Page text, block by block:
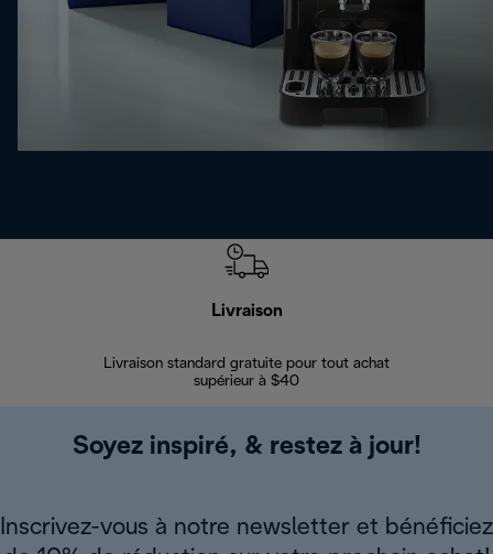
Livraison
Livraison standard gratuite pour tout achat
supérieur à $40
Soyez inspiré, & restez à jour!
Inscrivez-vous à notre newsletter et bénéficiez